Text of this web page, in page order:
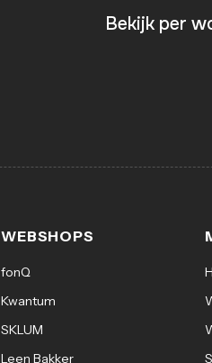
Bekijk per
WEBSHOPS
fonQ
Kwantum
SKLUM
Leen Bakker